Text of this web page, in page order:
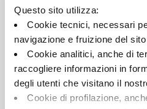
Questo sito utilizza:
Cookie tecnici, necessari
navigazione e fruizione del
Cookie analitici, anche di
raccogliere informazioni in
degli utenti che visitano il
Cookie di profilazione,
Sigillo rilasciato dall’Istituto
un corrispettivo per una
informazioni sui risultati
metodologia consultare